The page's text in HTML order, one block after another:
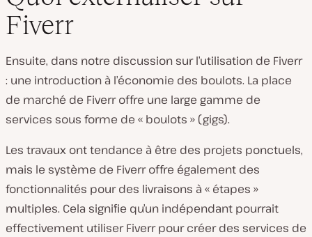
Fiverr
Ensuite, dans notre discussion sur l’utilisation de Fiverr
: une introduction à l’économie des boulots. La place
de marché de Fiverr offre une large gamme de
services sous forme de « boulots » (gigs).
Les travaux ont tendance à être des projets ponctuels,
mais le système de Fiverr offre également des
fonctionnalités pour des livraisons à « étapes »
multiples. Cela signifie qu’un indépendant pourrait
effectivement utiliser Fiverr pour créer des services de